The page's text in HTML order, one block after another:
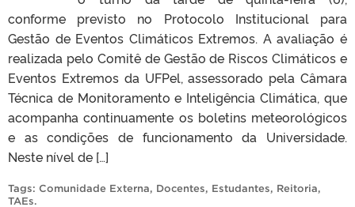
conforme previsto no Protocolo Institucional para
Gestão de Eventos Climáticos Extremos. A avaliação é
realizada pelo Comitê de Gestão de Riscos Climáticos e
Eventos Extremos da UFPel, assessorado pela Câmara
Técnica de Monitoramento e Inteligência Climática, que
acompanha continuamente os boletins meteorológicos
e as condições de funcionamento da Universidade.
Neste nível de […]
Tags: Comunidade Externa, Docentes, Estudantes, Reitoria,
TAEs.